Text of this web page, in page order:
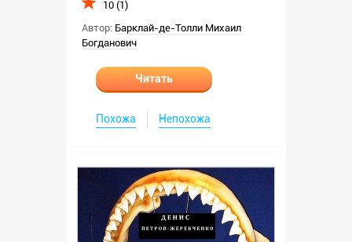
10 (1)
Автор: Барклай-де-Толли Михаил
Богданович
Читать
Похожа Непохожа